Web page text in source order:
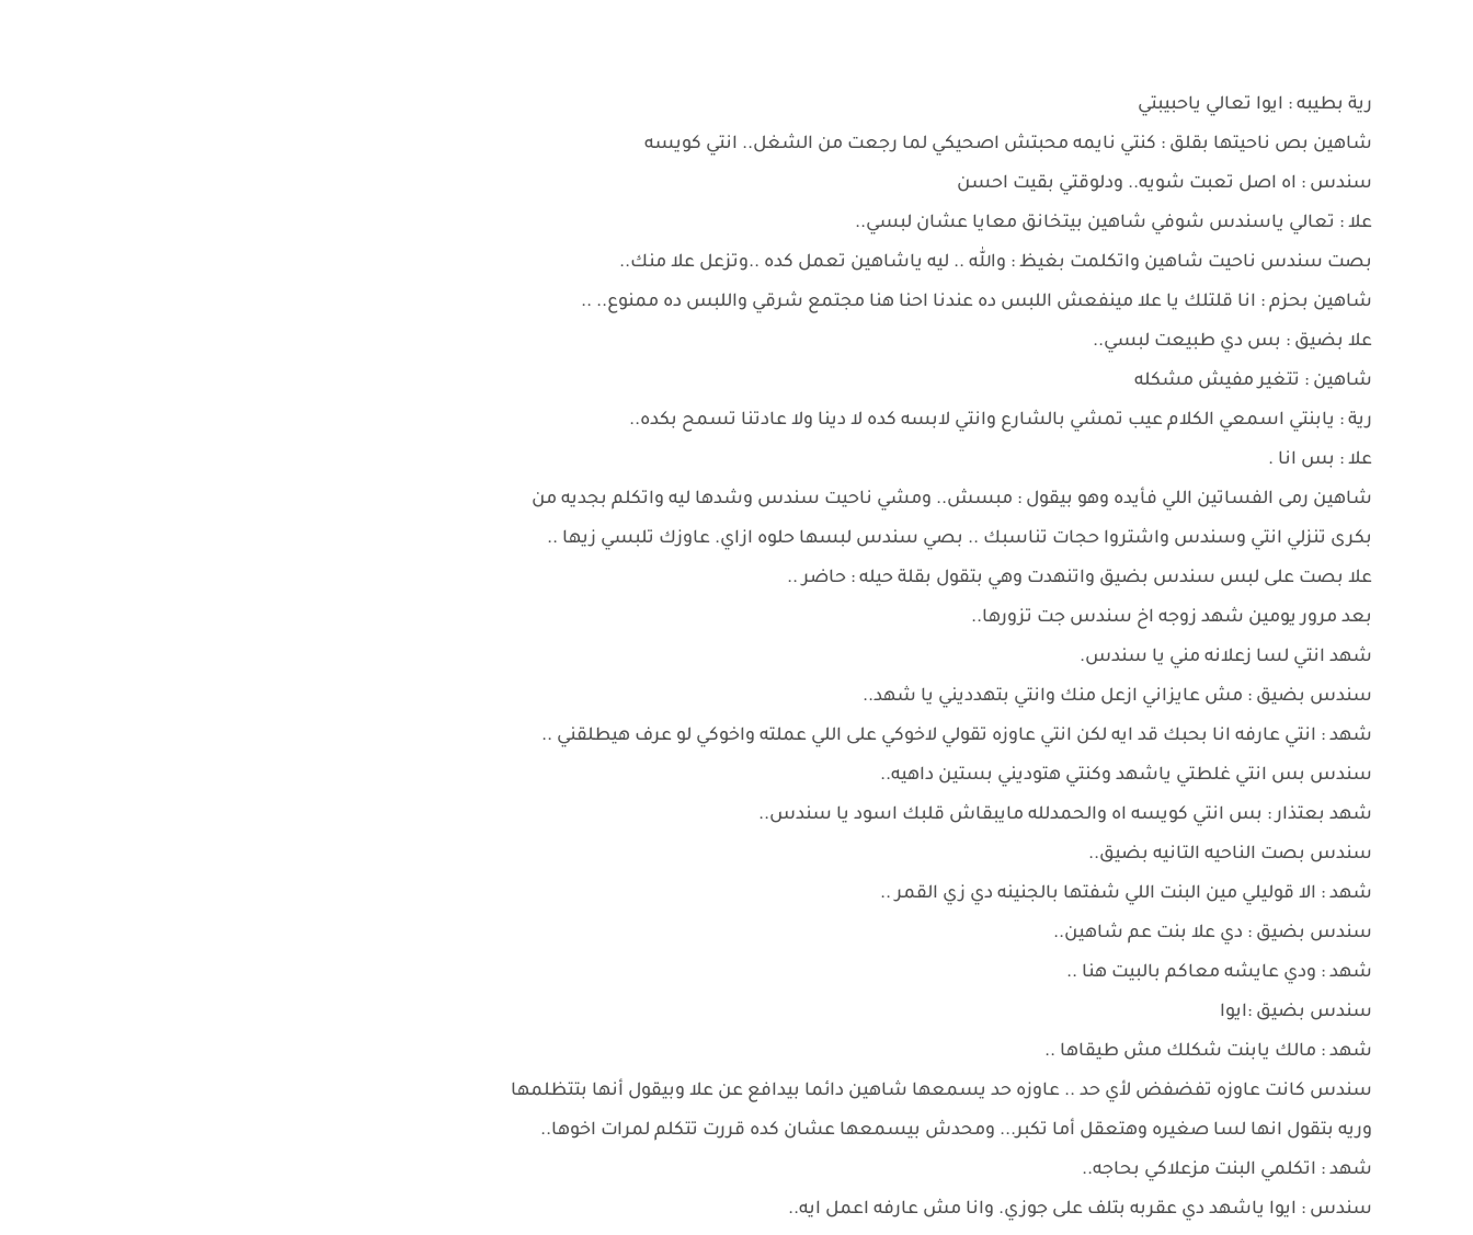
رية بطيبه : ايوا تعالي ياحبيبتي
شاهين بص ناحيتها بقلق : كنتي نايمه محبتش اصحيكي لما رجعت من الشغل.. انتي كويسه
سندس : اه اصل تعبت شويه.. ودلوقتي بقيت احسن
علا : تعالي ياسندس شوفي شاهين بيتخانق معايا عشان لبسي..
بصت سندس ناحيت شاهين واتكلمت بغيظ : والله .. ليه ياشاهين تعمل كده ..وتزعل علا منك..
شاهين بحزم : انا قلتلك يا علا مينفعش اللبس ده عندنا احنا هنا مجتمع شرقي واللبس ده ممنوع.. ..
علا بضيق : بس دي طبيعت لبسي..
شاهين : تتغير مفيش مشكله
رية : يابنتي اسمعي الكلام عيب تمشي بالشارع وانتي لابسه كده لا دينا ولا عادتنا تسمح بكده..
علا : بس انا .
شاهين رمى الفساتين اللي فأيده وهو بيقول : مبسش.. ومشي ناحيت سندس وشدها ليه واتكلم بجديه من
بكرى تنزلي انتي وسندس واشتروا حجات تناسبك .. بصي سندس لبسها حلوه ازاي. عاوزك تلبسي زيها ..
علا بصت على لبس سندس بضيق واتنهدت وهي بتقول بقلة حيله : حاضر ..
بعد مرور يومين شهد زوجه اخ سندس جت تزورها..
شهد انتي لسا زعلانه مني يا سندس.
سندس بضيق : مش عايزاني ازعل منك وانتي بتهدديني يا شهد..
شهد : انتي عارفه انا بحبك قد ايه لكن انتي عاوزه تقولي لاخوكي على اللي عملته واخوكي لو عرف هيطلقني ..
سندس بس انتي غلطتي ياشهد وكنتي هتوديني بستين داهيه..
شهد بعتذار : بس انتي كويسه اه والحمدلله مايبقاش قلبك اسود يا سندس..
سندس بصت الناحيه التانيه بضيق..
شهد : الا قوليلي مين البنت اللي شفتها بالجنينه دي زي القمر ..
سندس بضيق : دي علا بنت عم شاهين..
شهد : ودي عايشه معاكم بالبيت هنا ..
سندس بضيق :ايوا
شهد : مالك يابنت شكلك مش طيقاها ..
سندس كانت عاوزه تفضفض لأي حد .. عاوزه حد يسمعها شاهين دائما بيدافع عن علا وبيقول أنها بتتظلمها
وريه بتقول انها لسا صغيره وهتعقل أما تكبر... ومحدش بيسمعها عشان كده قررت تتكلم لمرات اخوها..
شهد : اتكلمي البنت مزعلاكي بحاجه..
سندس : ايوا ياشهد دي عقربه بتلف على جوزي. وانا مش عارفه اعمل ايه..